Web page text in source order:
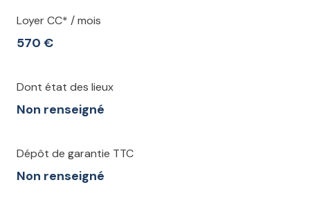
Loyer CC* / mois
570 €
Dont état des lieux
Non renseigné
Dépôt de garantie TTC
Non renseigné